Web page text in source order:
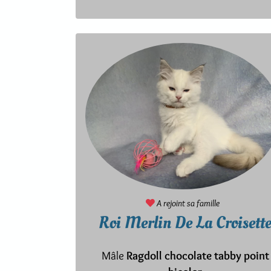
A rejoint sa famille
Roi Merlin De La Croisette
Mâle Ragdoll chocolate tabby point